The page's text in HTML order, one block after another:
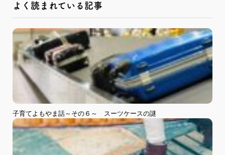
よく読まれている記事
子育てよもやま話～その６～ スーツケースの謎